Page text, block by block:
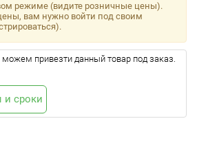
режиме (видите розничные цены).
вам нужно войти под своим
привезти данный товар под заказ.
и сроки